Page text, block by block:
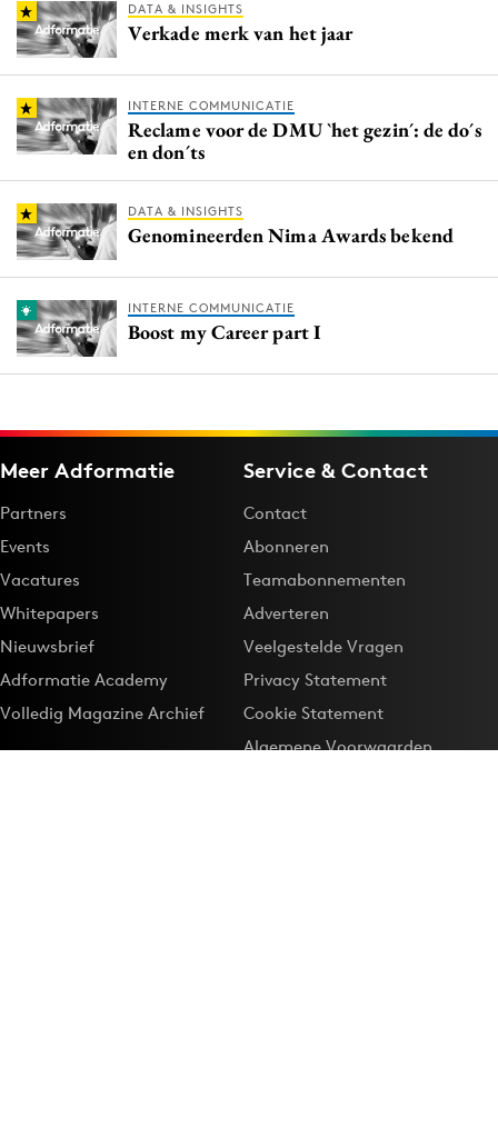
DATA & INSIGHTS
Verkade merk van het jaar
INTERNE COMMUNICATIE
Reclame voor de DMU `het gezin´: de do´s
en don´ts
DATA & INSIGHTS
Genomineerden Nima Awards bekend
INTERNE COMMUNICATIE
Boost my Career part I
Meer Adformatie
Partners
Events
Vacatures
Whitepapers
Nieuwsbrief
Adformatie Academy
Volledig Magazine Archief
Service & Contact
Contact
Abonneren
Teamabonnementen
Adverteren
Veelgestelde Vragen
Privacy Statement
Cookie Statement
Algemene Voorwaarden